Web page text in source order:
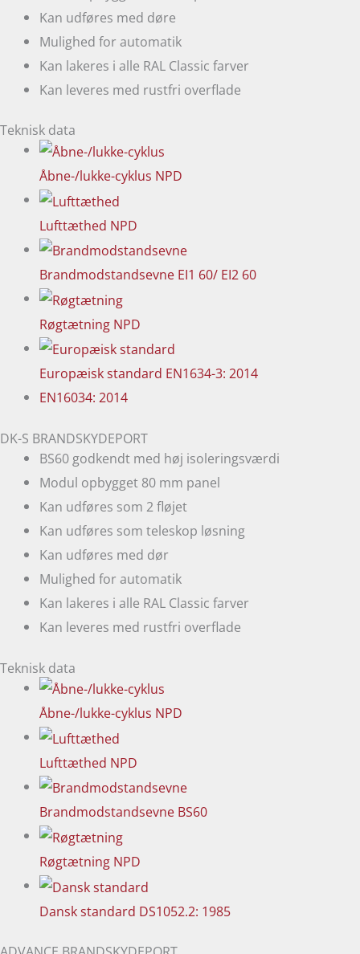
Kan udføres med døre
Mulighed for automatik
Kan lakeres i alle RAL Classic farver
Kan leveres med rustfri overflade
Teknisk data
Åbne-/lukke-cyklus NPD
Lufttæthed NPD
Brandmodstandsevne EI1 60/ EI2 60
Røgtætning NPD
Europæisk standard EN1634-3: 2014
EN16034: 2014
DK-S BRANDSKYDEPORT
BS60 godkendt med høj isoleringsværdi
Modul opbygget 80 mm panel
Kan udføres som 2 fløjet
Kan udføres som teleskop løsning
Kan udføres med dør
Mulighed for automatik
Kan lakeres i alle RAL Classic farver
Kan leveres med rustfri overflade
Teknisk data
Åbne-/lukke-cyklus NPD
Lufttæthed NPD
Brandmodstandsevne BS60
Røgtætning NPD
Dansk standard DS1052.2: 1985